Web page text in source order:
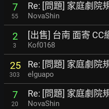
7
55
Re: [問題] 家庭劇院
NovaShin
2
3
[出售] 台南 面寄
Kof0168
25
303
Re: [問題] 家庭劇院
elguapo
7
20
Re: [問題] 家庭劇院
NovaShin